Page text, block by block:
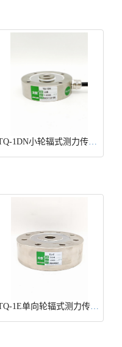
TQ-1DN小轮辐式测力传感器
TQ-1E单向轮辐式测力传感器